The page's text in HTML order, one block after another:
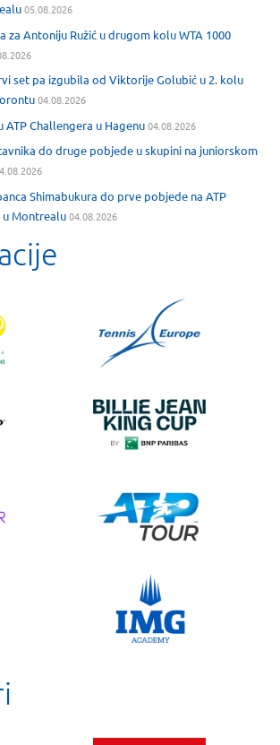
05.08.2026
za Antoniju Ružić u drugom kolu WTA 1000
set pa izgubila od Viktorije Golubić u 2. kolu
04.08.2026
Challengera u Hagenu04.08.2026
do druge pobjede u skupini na juniorskom
Shimabukura do prve pobjede na ATP
u Montrealu04.08.2026